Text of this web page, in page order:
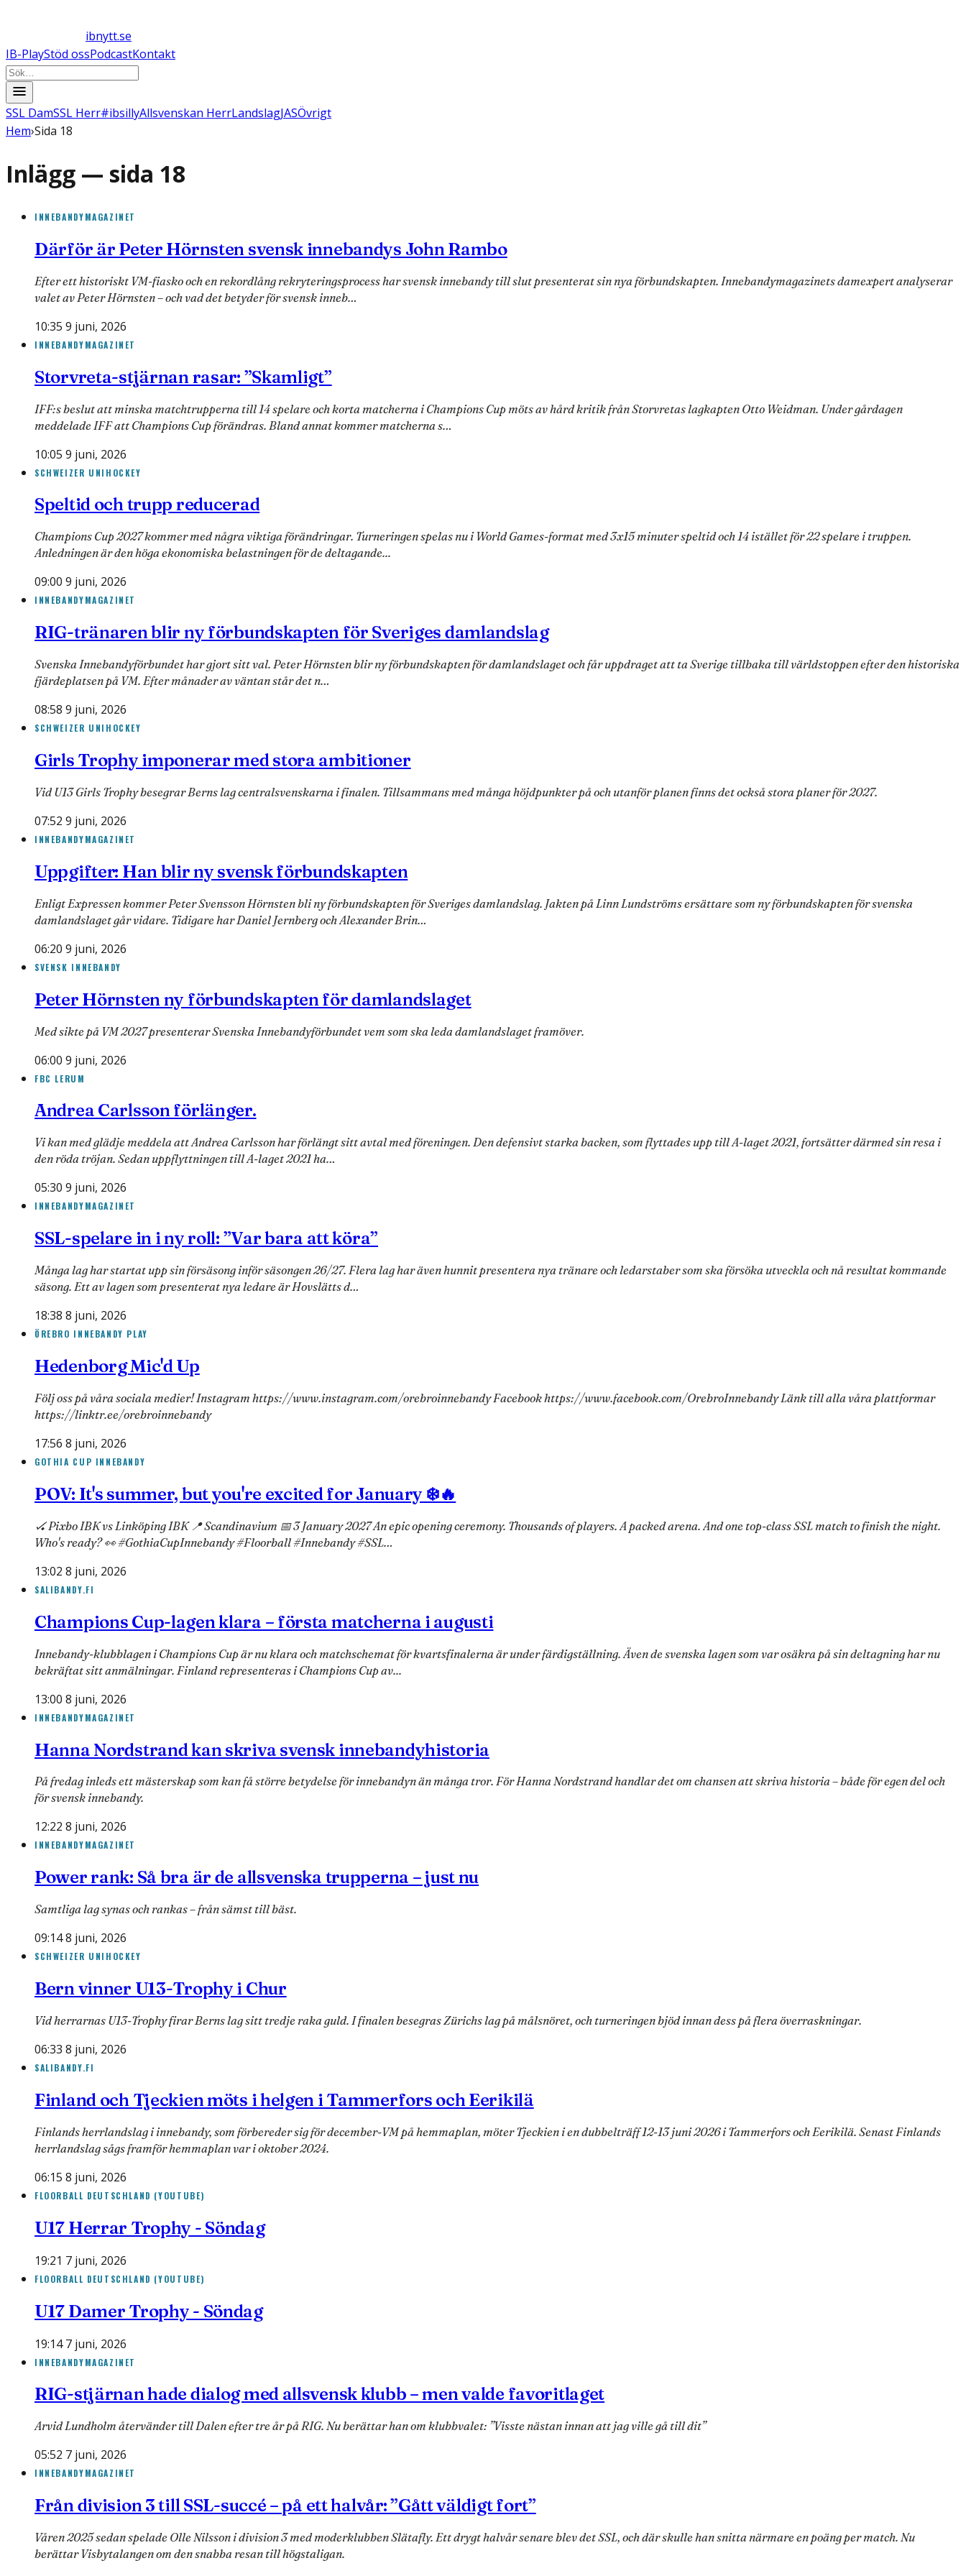
ibnytt.se
IB-PlayStöd ossPodcastKontakt
SSL DamSSL Herr#ibsillyAllsvenskan HerrLandslagJASÖvrigt
Hem›Sida 18
Inlägg — sida 18
INNEBANDYMAGAZINET
Därför är Peter Hörnsten svensk innebandys John Rambo
Efter ett historiskt VM-fiasko och en rekordlång rekryteringsprocess har svensk innebandy till slut presenterat sin nya förbundskapten. Innebandymagazinets damexpert analyserar
valet av Peter Hörnsten – och vad det betyder för svensk inneb…
10:35 9 juni, 2026
INNEBANDYMAGAZINET
Storvreta-stjärnan rasar: ”Skamligt”
IFF:s beslut att minska matchtrupperna till 14 spelare och korta matcherna i Champions Cup möts av hård kritik från Storvretas lagkapten Otto Weidman. Under gårdagen
meddelade IFF att Champions Cup förändras. Bland annat kommer matcherna s…
10:05 9 juni, 2026
SCHWEIZER UNIHOCKEY
Speltid och trupp reducerad
Champions Cup 2027 kommer med några viktiga förändringar. Turneringen spelas nu i World Games-format med 3x15 minuter speltid och 14 istället för 22 spelare i truppen.
Anledningen är den höga ekonomiska belastningen för de deltagande...
09:00 9 juni, 2026
INNEBANDYMAGAZINET
RIG-tränaren blir ny förbundskapten för Sveriges damlandslag
Svenska Innebandyförbundet har gjort sitt val. Peter Hörnsten blir ny förbundskapten för damlandslaget och får uppdraget att ta Sverige tillbaka till världstoppen efter den historiska
fjärdeplatsen på VM. Efter månader av väntan står det n…
08:58 9 juni, 2026
SCHWEIZER UNIHOCKEY
Girls Trophy imponerar med stora ambitioner
Vid U13 Girls Trophy besegrar Berns lag centralsvenskarna i finalen. Tillsammans med många höjdpunkter på och utanför planen finns det också stora planer för 2027.
07:52 9 juni, 2026
INNEBANDYMAGAZINET
Uppgifter: Han blir ny svensk förbundskapten
Enligt Expressen kommer Peter Svensson Hörnsten bli ny förbundskapten för Sveriges damlandslag. Jakten på Linn Lundströms ersättare som ny förbundskapten för svenska
damlandslaget går vidare. Tidigare har Daniel Jernberg och Alexander Brin…
06:20 9 juni, 2026
SVENSK INNEBANDY
Peter Hörnsten ny förbundskapten för damlandslaget
Med sikte på VM 2027 presenterar Svenska Innebandyförbundet vem som ska leda damlandslaget framöver.
06:00 9 juni, 2026
FBC LERUM
Andrea Carlsson förlänger.
Vi kan med glädje meddela att Andrea Carlsson har förlängt sitt avtal med föreningen. Den defensivt starka backen, som flyttades upp till A-laget 2021, fortsätter därmed sin resa i
den röda tröjan. Sedan uppflyttningen till A-laget 2021 ha…
05:30 9 juni, 2026
INNEBANDYMAGAZINET
SSL-spelare in i ny roll: ”Var bara att köra”
Många lag har startat upp sin försäsong inför säsongen 26/27. Flera lag har även hunnit presentera nya tränare och ledarstaber som ska försöka utveckla och nå resultat kommande
säsong. Ett av lagen som presenterat nya ledare är Hovslätts d…
18:38 8 juni, 2026
ÖREBRO INNEBANDY PLAY
Hedenborg Mic'd Up
Följ oss på våra sociala medier! Instagram https://www.instagram.com/orebroinnebandy Facebook https://www.facebook.com/OrebroInnebandy Länk till alla våra plattformar
https://linktr.ee/orebroinnebandy
17:56 8 juni, 2026
GOTHIA CUP INNEBANDY
POV: It's summer, but you're excited for January ❄️🔥
🏑 Pixbo IBK vs Linköping IBK 📍 Scandinavium 📅 3 January 2027 An epic opening ceremony. Thousands of players. A packed arena. And one top-class SSL match to finish the night.
Who's ready? 👀 #GothiaCupInnebandy #Floorball #Innebandy #SSL…
13:02 8 juni, 2026
SALIBANDY.FI
Champions Cup-lagen klara – första matcherna i augusti
Innebandy-klubblagen i Champions Cup är nu klara och matchschemat för kvartsfinalerna är under färdigställning. Även de svenska lagen som var osäkra på sin deltagning har nu
bekräftat sitt anmälningar. Finland representeras i Champions Cup av...
13:00 8 juni, 2026
INNEBANDYMAGAZINET
Hanna Nordstrand kan skriva svensk innebandyhistoria
På fredag inleds ett mästerskap som kan få större betydelse för innebandyn än många tror. För Hanna Nordstrand handlar det om chansen att skriva historia – både för egen del och
för svensk innebandy.
12:22 8 juni, 2026
INNEBANDYMAGAZINET
Power rank: Så bra är de allsvenska trupperna – just nu
Samtliga lag synas och rankas – från sämst till bäst.
09:14 8 juni, 2026
SCHWEIZER UNIHOCKEY
Bern vinner U13-Trophy i Chur
Vid herrarnas U13-Trophy firar Berns lag sitt tredje raka guld. I finalen besegras Zürichs lag på målsnöret, och turneringen bjöd innan dess på flera överraskningar.
06:33 8 juni, 2026
SALIBANDY.FI
Finland och Tjeckien möts i helgen i Tammerfors och Eerikilä
Finlands herrlandslag i innebandy, som förbereder sig för december-VM på hemmaplan, möter Tjeckien i en dubbelträff 12-13 juni 2026 i Tammerfors och Eerikilä. Senast Finlands
herrlandslag sågs framför hemmaplan var i oktober 2024.
06:15 8 juni, 2026
FLOORBALL DEUTSCHLAND (YOUTUBE)
U17 Herrar Trophy - Söndag
19:21 7 juni, 2026
FLOORBALL DEUTSCHLAND (YOUTUBE)
U17 Damer Trophy - Söndag
19:14 7 juni, 2026
INNEBANDYMAGAZINET
RIG-stjärnan hade dialog med allsvensk klubb – men valde favoritlaget
Arvid Lundholm återvänder till Dalen efter tre år på RIG. Nu berättar han om klubbvalet: ”Visste nästan innan att jag ville gå till dit”
05:52 7 juni, 2026
INNEBANDYMAGAZINET
Från division 3 till SSL-succé – på ett halvår: ”Gått väldigt fort”
Våren 2025 sedan spelade Olle Nilsson i division 3 med moderklubben Slätafly. Ett drygt halvår senare blev det SSL, och där skulle han snitta närmare en poäng per match. Nu
berättar Visbytalangen om den snabba resan till högstaligan.